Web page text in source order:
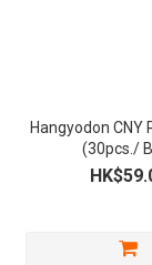
Hangyodon CNY
(30pcs./